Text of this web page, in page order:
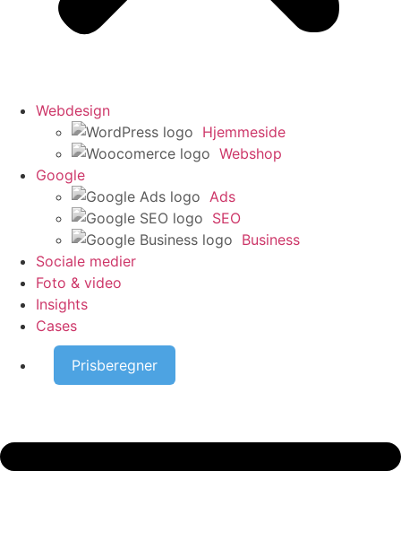
Webdesign
Hjemmeside
Webshop
Google
Ads
SEO
Business
Sociale medier
Foto & video
Insights
Cases
Prisberegner